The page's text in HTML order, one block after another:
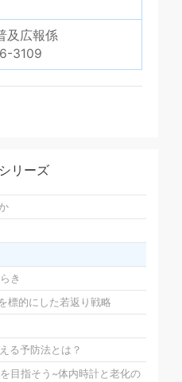
及広報係
3109
リーズ
き
標的にした若返り戦略
る予防法とは？
目指そう~体内時計と老化の